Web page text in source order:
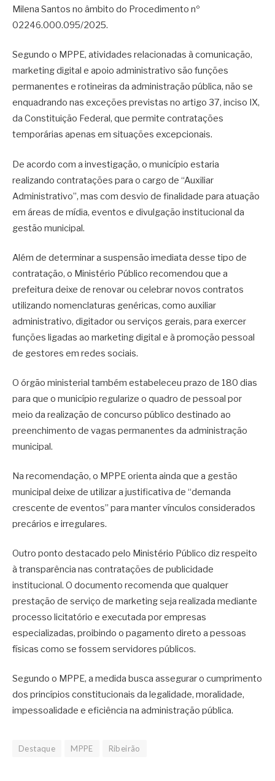
Milena Santos no âmbito do Procedimento nº
02246.000.095/2025.
Segundo o MPPE, atividades relacionadas à comunicação,
marketing digital e apoio administrativo são funções
permanentes e rotineiras da administração pública, não se
enquadrando nas exceções previstas no artigo 37, inciso IX,
da Constituição Federal, que permite contratações
temporárias apenas em situações excepcionais.
De acordo com a investigação, o município estaria
realizando contratações para o cargo de “Auxiliar
Administrativo”, mas com desvio de finalidade para atuação
em áreas de mídia, eventos e divulgação institucional da
gestão municipal.
Além de determinar a suspensão imediata desse tipo de
contratação, o Ministério Público recomendou que a
prefeitura deixe de renovar ou celebrar novos contratos
utilizando nomenclaturas genéricas, como auxiliar
administrativo, digitador ou serviços gerais, para exercer
funções ligadas ao marketing digital e à promoção pessoal
de gestores em redes sociais.
O órgão ministerial também estabeleceu prazo de 180 dias
para que o município regularize o quadro de pessoal por
meio da realização de concurso público destinado ao
preenchimento de vagas permanentes da administração
municipal.
Na recomendação, o MPPE orienta ainda que a gestão
municipal deixe de utilizar a justificativa de “demanda
crescente de eventos” para manter vínculos considerados
precários e irregulares.
Outro ponto destacado pelo Ministério Público diz respeito
à transparência nas contratações de publicidade
institucional. O documento recomenda que qualquer
prestação de serviço de marketing seja realizada mediante
processo licitatório e executada por empresas
especializadas, proibindo o pagamento direto a pessoas
físicas como se fossem servidores públicos.
Segundo o MPPE, a medida busca assegurar o cumprimento
dos princípios constitucionais da legalidade, moralidade,
impessoalidade e eficiência na administração pública.
Destaque MPPE Ribeirão